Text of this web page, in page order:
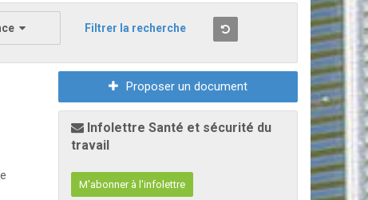
Filtrer la recherche
Proposer un document
Infolettre Santé et sécurité du
travail
M'abonner à l'infolettre